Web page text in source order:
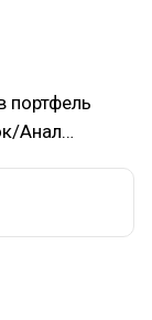
портфель
Анал…